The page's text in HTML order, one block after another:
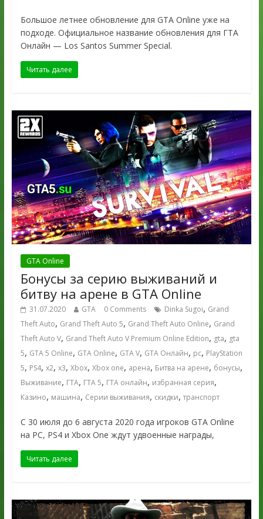
Большое летнее обновление для GTA Online уже на
подходе. Официальное название обновления для ГТА
Онлайн — Los Santos Summer Special.
Читать далее
GTA Online
Бонусы за серию выживаний и
битву на арене в GTA Online
31.07.2020 GTA 0 Comments Dinka Sugoi, Grand
Theft Auto, Grand Theft Auto 5, Grand Theft Auto Online, Grand
Theft Auto V, Grand Theft Auto V Premium Online Edition, gta, gta
5, GTA 5 Online, GTA Online, GTA V, GTA Онлайн, pc, PlayStation
5, PS4, x2, x3, Xbox, Xbox one, арена, Битва на арене, бонусы,
Выживание, ГТА, ГТА 5, ГТА онлайн, избранная серия,
Казино, машина, Серии выживания, скидки, транспорт
С 30 июля до 6 августа 2020 года игроков GTA Online
на PC, PS4 и Xbox One ждут удвоенные награды,
Читать далее